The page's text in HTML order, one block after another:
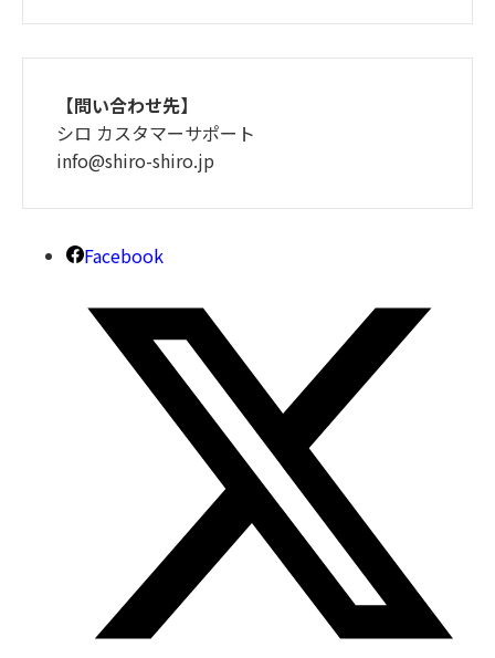
【問い合わせ先】
シロ カスタマーサポート
info@shiro-shiro.jp
Facebook